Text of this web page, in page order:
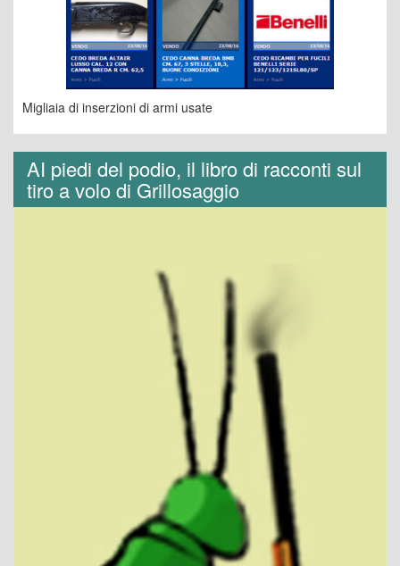
Migliaia di inserzioni di armi usate
AI piedi del podio, il libro di racconti sul
tiro a volo di Grillosaggio